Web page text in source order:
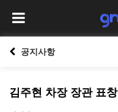
공지사항
김주현 차장 장관 표창